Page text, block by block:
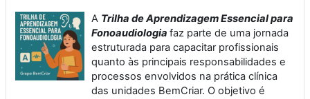
A Trilha de Aprendizagem Essencial para
Fonoaudiologia faz parte de uma jornada
estruturada para capacitar profissionais
quanto às principais responsabilidades e
processos envolvidos na prática clínica
das unidades BemCriar. O objetivo é